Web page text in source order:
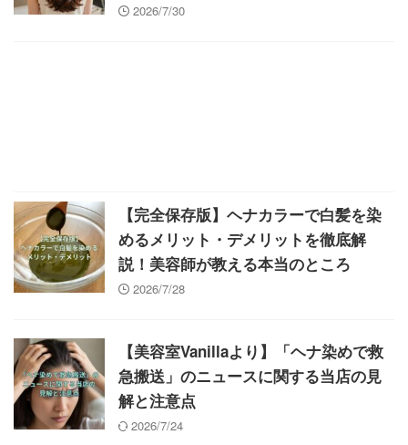
2026/7/30
【完全保存版】ヘナカラーで白髪を染
めるメリット・デメリットを徹底解
説！美容師が教える本当のところ
2026/7/28
【美容室Vanillaより】「ヘナ染めで救
急搬送」のニュースに関する当店の見
解と注意点
2026/7/24